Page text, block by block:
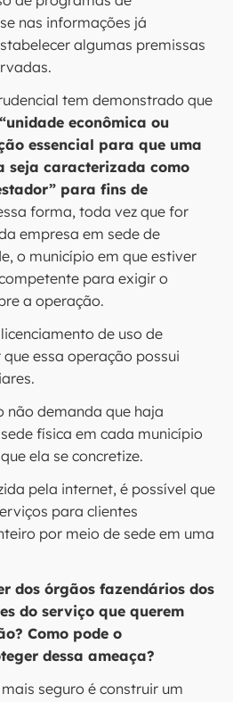
nas informações já
algumas premissas
tem demonstrado que
econômica ou
essencial para que uma
seja caracterizada como
para fins de
forma, toda vez que for
empresa em sede de
o município em que estiver
para exigir o
a operação.
de uso de
essa operação possui
não demanda que haja
física em cada município
ela se concretize.
pela internet, é possível que
para clientes
por meio de sede em uma
dos órgãos fazendários dos
do serviço que querem
Como pode o
dessa ameaça?
seguro é construir um